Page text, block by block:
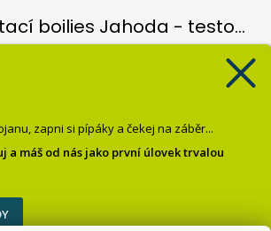
Chytací boilies Jahoda - testovací balení
Zamrzla
vůně nijak intenzivní, čekal bych více
to poddá.
Banán
produktu je 5 z 5 hvězdiček.
Sebők
zapni si pípáky a čekej na záběr...
a máš od nás jako první úlovek trvalou